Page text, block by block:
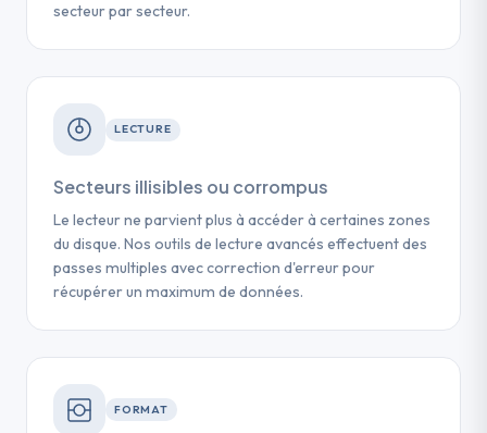
secteur par secteur.
LECTURE
Secteurs illisibles ou corrompus
Le lecteur ne parvient plus à accéder à certaines zones
du disque. Nos outils de lecture avancés effectuent des
passes multiples avec correction d'erreur pour
récupérer un maximum de données.
FORMAT